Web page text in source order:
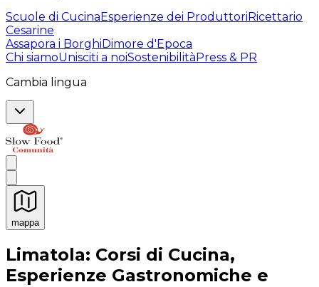
Scuole di CucinaEsperienze dei ProduttoriRicettario
Cesarine
Assapora i BorghiDimore d'Epoca
Chi siamoUnisciti a noiSostenibilitàPress & PR
Cambia lingua
mappa
Esperienze culinarie indimenticabili: Esperienze
Limatola: Corsi di Cucina,
Esperienze Gastronomiche e